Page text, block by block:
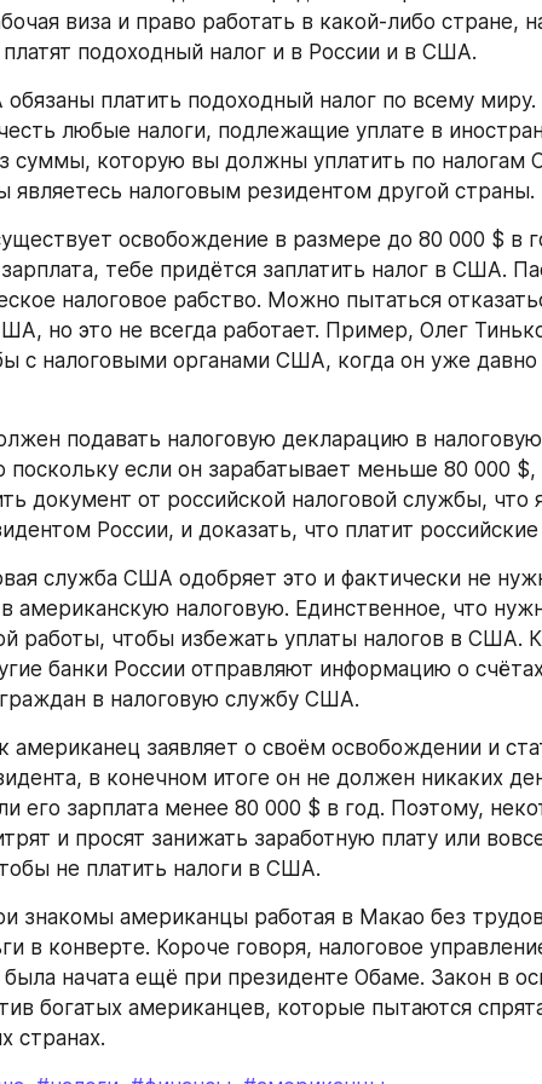
виза и право работать в какой-либо стране,
подоходный налог и в России и в США.
платить подоходный налог по всему
любые налоги, подлежащие уплате в
суммы, которую вы должны уплатить по
являетесь налоговым резидентом другой страны.
освобождение в размере до 80 000 $ в
тебе придётся заплатить налог в США.
налоговое рабство. Можно пытаться
но это не всегда работает. Пример, Олег
с налоговыми органами США, когда он уже
подавать налоговую декларацию в
если он зарабатывает меньше 80 000 $,
документ от российской налоговой службы, что
России, и доказать, что платит российские
служба США одобряет это и фактически не
американскую налоговую. Единственное, что
работы, чтобы избежать уплаты налогов в США.
банки России отправляют информацию о
в налоговую службу США.
американец заявляет о своём освобождении и
в конечном итоге он не должен никаких
его зарплата менее 80 000 $ в год. Поэтому,
и просят занижать заработную плату или
не платить налоги в США.
знакомы американцы работая в Макао без
в конверте. Короче говоря, налоговое
была начата ещё при президенте Обаме. Закон в
богатых американцев, которые пытаются
странах.